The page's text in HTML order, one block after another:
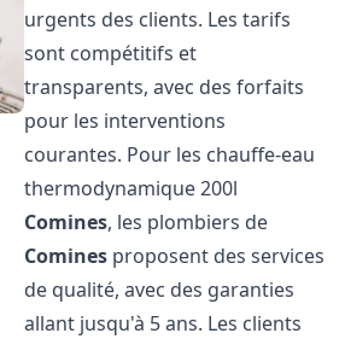
urgents des clients. Les tarifs
sont compétitifs et
transparents, avec des forfaits
pour les interventions
courantes. Pour les chauffe-eau
thermodynamique 200l
Comines, les plombiers de
Comines proposent des services
de qualité, avec des garanties
allant jusqu'à 5 ans. Les clients